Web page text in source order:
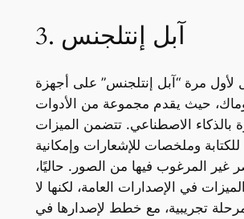
3. آبل إنتلجنس
لأول مرة “آبل إنتلجنس” على أجهزة
وماك، حيث يقدم مجموعة من الأدوات
بالذكاء الاصطناعي. تتضمن الميزات
وملخصات للإشعارات وإمكانية
غير المرغوب فيها من الصور. حاليًا،
في الإصدارات العامة، لكنها لا
تجريبية، مع خطط لإصدارها في